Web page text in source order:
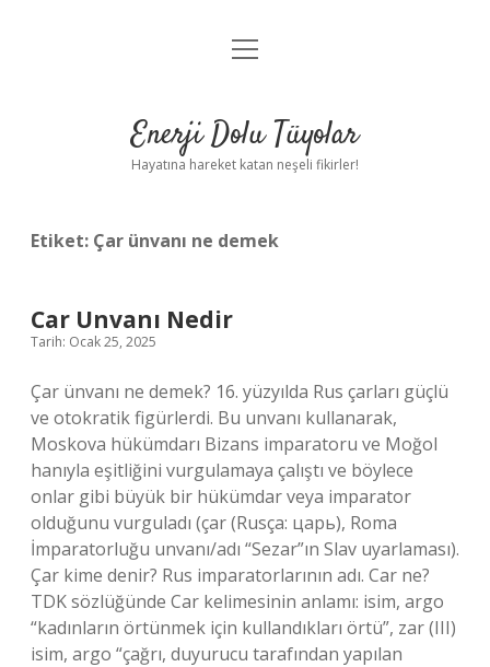
Anasayfa
Yasal Uyarı
menüyü
Enerji Dolu Tüyolar
Hayatına hareket katan neşeli fikirler!
Etiket: Çar ünvanı ne demek
Car Unvanı Nedir
Tarih: Ocak 25, 2025
Çar ünvanı ne demek? 16. yüzyılda Rus çarları güçlü
ve otokratik figürlerdi. Bu unvanı kullanarak,
Moskova hükümdarı Bizans imparatoru ve Moğol
hanıyla eşitliğini vurgulamaya çalıştı ve böylece
onlar gibi büyük bir hükümdar veya imparator
olduğunu vurguladı (çar (Rusça: царь), Roma
İmparatorluğu unvanı/adı “Sezar”ın Slav uyarlaması).
Çar kime denir? Rus imparatorlarının adı. Car ne?
TDK sözlüğünde Car kelimesinin anlamı: isim, argo
“kadınların örtünmek için kullandıkları örtü”, zar (III)
isim, argo “çağrı, duyurucu tarafından yapılan